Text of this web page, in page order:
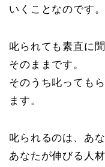
いくことなのです。
叱られても素直に
そのままです。
そのうち叱っても
ます。
叱られるのは、あ
あなたが伸びる人